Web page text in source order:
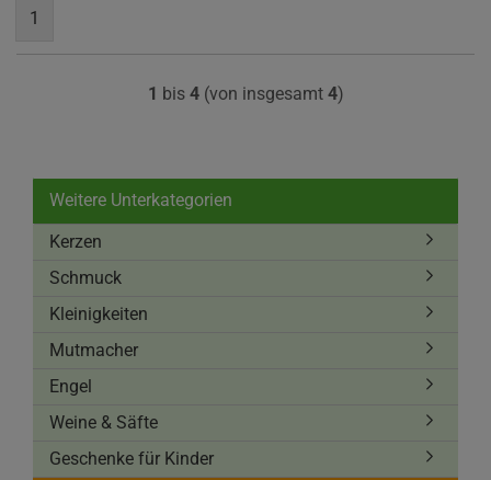
1
1 bis 4(von insgesamt 4)
Weitere Unterkategorien
Kerzen
Schmuck
Kleinigkeiten
Mutmacher
Engel
Weine & Säfte
Geschenke für Kinder